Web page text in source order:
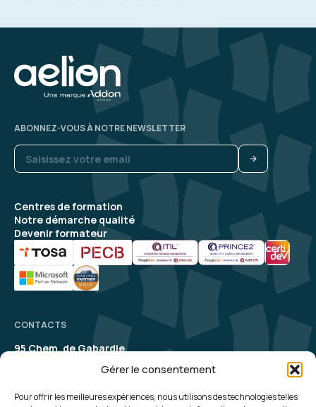
Gérer le consentement
Pour offrir les meilleures expériences, nous utilisons des technologies telles
Centres de formation
Notre démarche qualité
Devenir formateur
ABONNEZ-VOUS À NOTRE NEWSLETTER
CONTACTS
95 Chem. de Gabardie,
contact@aelion.com